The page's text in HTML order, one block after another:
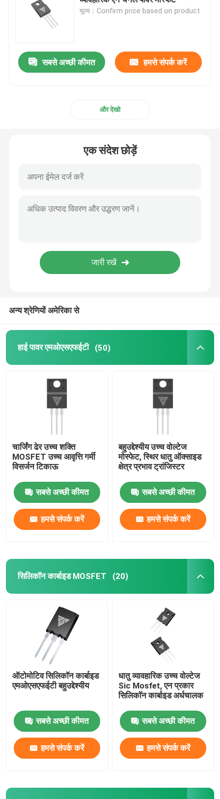
सुपर जंक्शन एमओएसएफईटी
सिलिकॉन कार्बाइड एसबीडी
शोट्की बैरियर डायोड
हाई पावर सेमीकंडक्टर
मूल्य：Confirm price based on product
सबसे अच्छी कीमत हमसे संपर्क करें
और देखो
एक संदेश छोड़ें
अन्य श्रेणियों अमेरिका से
हाई पावर एमओएसएफईटी (50)
चार्जिंग ढेर उच्च शक्ति
MOSFET उच्च आवृत्ति गर्मी
विसर्जन टिकाऊ
सबसे अच्छी कीमत
हमसे संपर्क करें
बहुउद्देश्यीय उच्च वोल्टेज
मोस्फेट, स्थिर धातु ऑक्साइड
क्षेत्र प्रभाव ट्रांजिस्टर
सबसे अच्छी कीमत
हमसे संपर्क करें
सिलिकॉन कार्बाइड MOSFET (20)
ऑटोमोटिव सिलिकॉन कार्बाइड
एमओएसएफईटी बहुउद्देश्यीय
सबसे अच्छी कीमत
हमसे संपर्क करें
धातु व्यावहारिक उच्च वोल्टेज
Sic Mosfet, एन प्रकार
सिलिकॉन कार्बाइड अर्धचालक
सबसे अच्छी कीमत
हमसे संपर्क करें